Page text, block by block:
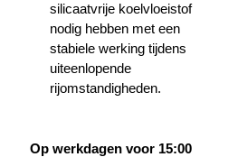
silicaatvrije koelvloeistof
nodig hebben met een
stabiele werking tijdens
uiteenlopende
rijomstandigheden.
Op werkdagen voor 15:00